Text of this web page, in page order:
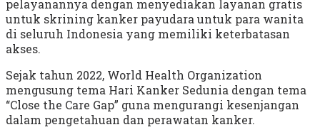
pelayanannya dengan menyediakan layanan gratis
untuk skrining kanker payudara untuk para wanita
di seluruh Indonesia yang memiliki keterbatasan
akses.
Sejak tahun 2022, World Health Organization
mengusung tema Hari Kanker Sedunia dengan tema
“Close the Care Gap” guna mengurangi kesenjangan
dalam pengetahuan dan perawatan kanker.